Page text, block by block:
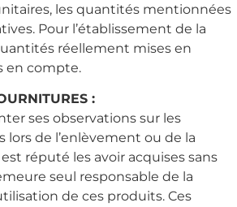
les quantités mentionnées
Pour l’établissement de la
réellement mises en
en compte.
:
ses observations sur les
de l’enlèvement ou de la
réputé les avoir acquises sans
seul responsable de la
de ces produits. Ces